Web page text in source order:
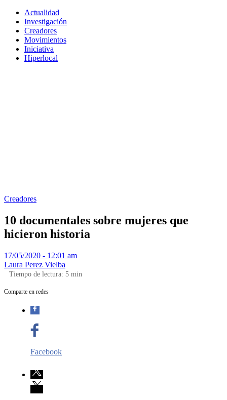
Actualidad
Investigación
Creadores
Movimientos
Iniciativa
Hiperlocal
Creadores
10 documentales sobre mujeres que
hicieron historia
17/05/2020 - 12:01 am
Laura Perez Vielba
Tiempo de lectura: 5 min
Comparte en redes
Facebook